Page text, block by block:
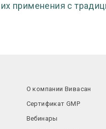
применения с
О компании Вивасан
Сертификат GMP
Вебинары